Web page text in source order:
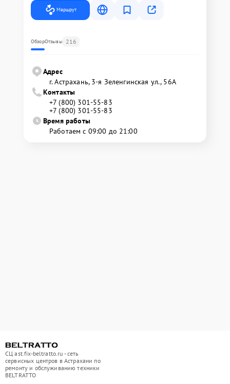
Маршрут
ОбзорОтзывы 216
Адрес
г. Астрахань, 3-я Зеленгинская ул., 56А
Контакты
+7 (800) 301-55-83
+7 (800) 301-55-83
Время работы
Работаем с 09:00 до 21:00
СЦ ast.fix-beltratto.ru - сеть
сервисных центров в Астрахани по
ремонту и обслуживанию техники
BELTRATTO